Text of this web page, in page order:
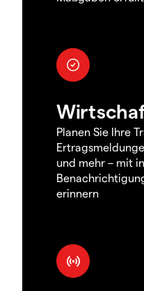
Planen Sie Ihre
und mehr – mit
erinnern